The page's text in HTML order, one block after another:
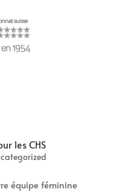
les CHS
équipe féminine